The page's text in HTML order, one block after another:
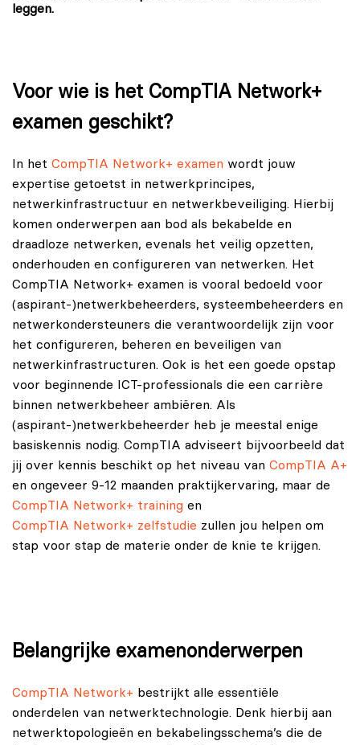
leggen.
Voor wie is het CompTIA Network+
examen geschikt?
In het CompTIA Network+ examen wordt jouw
expertise getoetst in netwerkprincipes,
netwerkinfrastructuur en netwerkbeveiliging. Hierbij
komen onderwerpen aan bod als bekabelde en
draadloze netwerken, evenals het veilig opzetten,
onderhouden en configureren van netwerken. Het
CompTIA Network+ examen is vooral bedoeld voor
(aspirant-)netwerkbeheerders, systeembeheerders en
netwerkondersteuners die verantwoordelijk zijn voor
het configureren, beheren en beveiligen van
netwerkinfrastructuren. Ook is het een goede opstap
voor beginnende ICT-professionals die een carrière
binnen netwerkbeheer ambiëren. Als
(aspirant-)netwerkbeheerder heb je meestal enige
basiskennis nodig. CompTIA adviseert bijvoorbeeld dat
jij over kennis beschikt op het niveau van CompTIA A+
en ongeveer 9-12 maanden praktijkervaring, maar de
CompTIA Network+ training en
CompTIA Network+ zelfstudie zullen jou helpen om
stap voor stap de materie onder de knie te krijgen.
Belangrijke examenonderwerpen
CompTIA Network+ bestrijkt alle essentiële
onderdelen van netwerktechnologie. Denk hierbij aan
netwerktopologieën en bekabelingsschema’s die de